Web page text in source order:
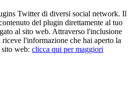
Twitter di diversi social network. Il
del plugin direttamente al tuo
al sito web. Attraverso l'inclusione
l'informazione che hai aperto la
web: clicca qui per maggiori